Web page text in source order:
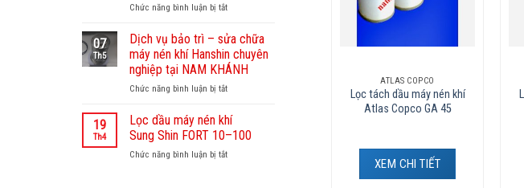
ATLAS COPCO
Lọc tách dầu máy nén khí
Atlas Copco GA 45
XEM CHI TIẾT
Lọc tách dầu máy nén khí
XEM CHI TIẾT
tín
để
duy
trì
hiệu
tiết
kiệm
chi
Chức năng bình luận bị tắt
vụ
bảo
trì
–
máy
nén
07
Th5
Dịch vụ bảo trì – sửa chữa
máy nén khí Hanshin chuyên
nghiệp tại NAM KHÁNH
Chức năng bình luận bị tắt
vụ
bảo
trì
19
Th4
Lọc dầu máy nén khí
Sung Shin FORT 10–100
Chức năng bình luận bị tắt